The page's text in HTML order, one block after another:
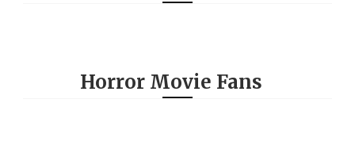
Horror Movie Fans